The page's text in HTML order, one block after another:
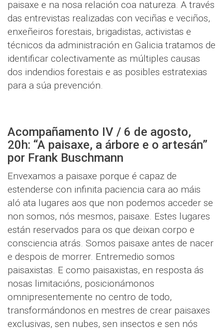
paisaxe e na nosa relación coa natureza. A través
das entrevistas realizadas con veciñas e veciños,
enxeñeiros forestais, brigadistas, activistas e
técnicos da administración en Galicia tratamos de
identificar colectivamente as múltiples causas
dos indendios forestais e as posibles estratexias
para a súa prevención.
Acompañamento IV / 6 de agosto,
20h: “A paisaxe, a árbore e o artesán”
por Frank Buschmann
Envexamos a paisaxe porque é capaz de
estenderse con infinita paciencia cara ao máis
aló ata lugares aos que non podemos acceder se
non somos, nós mesmos, paisaxe. Estes lugares
están reservados para os que deixan corpo e
consciencia atrás. Somos paisaxe antes de nacer
e despois de morrer. Entremedio somos
paisaxistas. E como paisaxistas, en resposta ás
nosas limitacións, posicionámonos
omnipresentemente no centro de todo,
transformándonos en mestres de crear paisaxes
exclusivas, sen nubes, sen insectos e sen nós